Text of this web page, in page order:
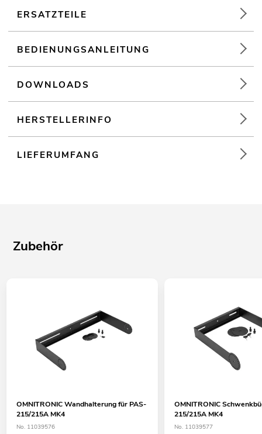
ERSATZTEILE
BEDIENUNGSANLEITUNG
DOWNLOADS
HERSTELLERINFO
LIEFERUMFANG
Zubehör
OMNITRONIC Wandhalterung für PAS-
215/215A MK4
No. 11039576
OMNITRONIC
215/215A MK4
No. 11039577